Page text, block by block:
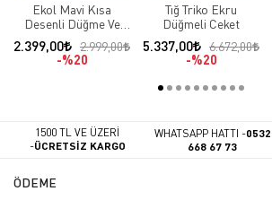
Ekol Mavi Kısa
Desenli Düğme Ve
Cep Detaylı Blazer
Ceket
2.399,00
2.999,00
%20
Tığ Triko Ekru
Düğmeli Ceket
5.337,00
6.672,00
%20
1500 TL VE ÜZERİ
-ÜCRETSİZ KARGO
WHATSAPP HATTI -0532
668 67 73
ÖDEME